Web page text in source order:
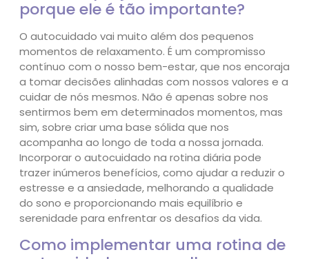
porque ele é tão importante?
O autocuidado vai muito além dos pequenos
momentos de relaxamento. É um compromisso
contínuo com o nosso bem-estar, que nos encoraja
a tomar decisões alinhadas com nossos valores e a
cuidar de nós mesmos. Não é apenas sobre nos
sentirmos bem em determinados momentos, mas
sim, sobre criar uma base sólida que nos
acompanha ao longo de toda a nossa jornada.
Incorporar o autocuidado na rotina diária pode
trazer inúmeros benefícios, como ajudar a reduzir o
estresse e a ansiedade, melhorando a qualidade
do sono e proporcionando mais equilíbrio e
serenidade para enfrentar os desafios da vida.
Como implementar uma rotina de